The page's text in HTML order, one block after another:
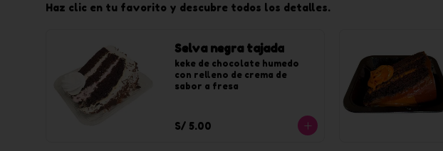
Haz clic en tu favorito y descubre todos los detalles.
Selva negra tajada
keke de chocolate humedo
con relleno de crema de
sabor a fresa
S/ 5.00